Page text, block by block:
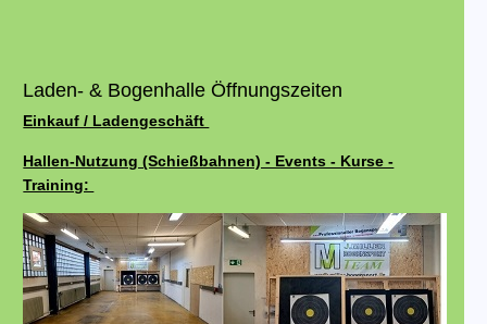
Laden- & Bogenhalle Öffnungszeiten
Einkauf / Ladengeschäft
Hallen-Nutzung (Schießbahnen) - Events - Kurse -
Training: